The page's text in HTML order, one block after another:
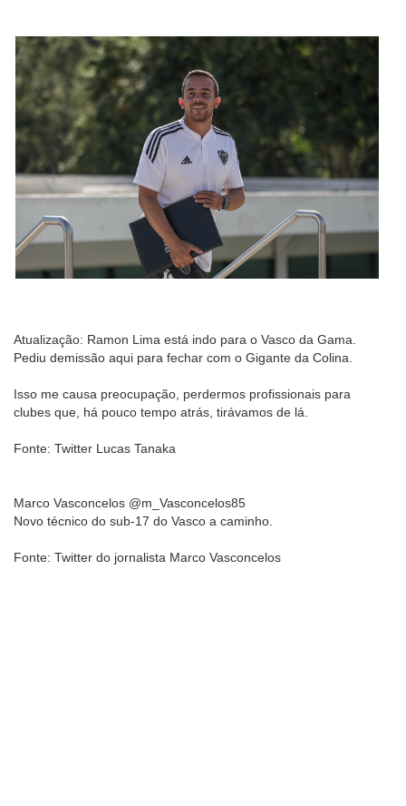
Atualização: Ramon Lima está indo para o Vasco da Gama.
Pediu demissão aqui para fechar com o Gigante da Colina.
Isso me causa preocupação, perdermos profissionais para
clubes que, há pouco tempo atrás, tirávamos de lá.
Fonte: Twitter Lucas Tanaka
Marco Vasconcelos @m_Vasconcelos85
Novo técnico do sub-17 do Vasco a caminho.
Fonte: Twitter do jornalista Marco Vasconcelos